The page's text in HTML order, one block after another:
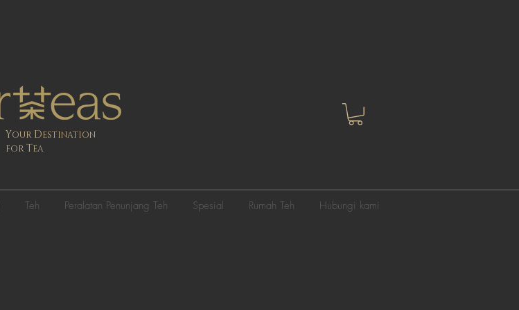
YOUR DESTINATION
FORTEA
Teh Peralatan Penunjang Teh Spesial Rumah Teh Hubungi kami